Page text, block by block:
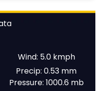
Wind: 5.0 kmph
Precip: 0.53 mm
Pressure: 1000.6 mb